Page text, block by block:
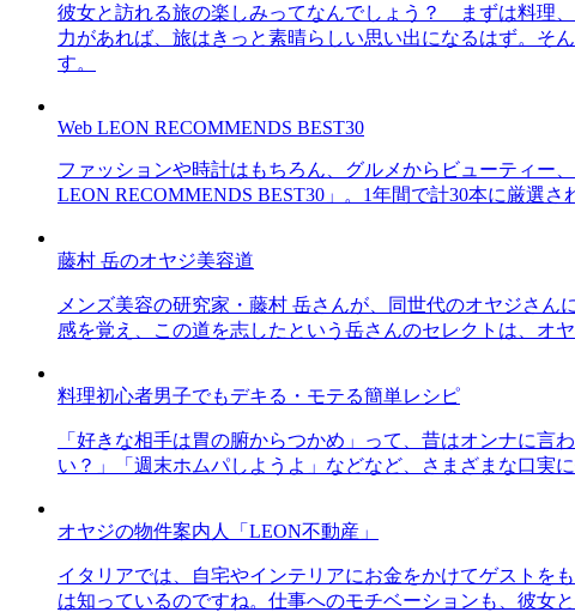
彼女と訪れる旅の楽しみってなんでしょう？ まずは料理
力があれば、旅はきっと素晴らしい思い出になるはず。そ
す。
Web LEON RECOMMENDS BEST30
ファッションや時計はもちろん、グルメからビューティー
LEON RECOMMENDS BEST30」。1年間で計30本に厳選
藤村 岳のオヤジ美容道
メンズ美容の研究家・藤村 岳さんが、同世代のオヤジさ
感を覚え、この道を志したという岳さんのセレクトは、オ
料理初心者男子でもデキる・モテる簡単レシピ
「好きな相手は胃の腑からつかめ」って、昔はオンナに
い？」「週末ホムパしようよ」などなど、さまざまな口実
オヤジの物件案内人「LEON不動産」
イタリアでは、自宅やインテリアにお金をかけてゲストを
は知っているのですね。仕事へのモチベーションも、彼女